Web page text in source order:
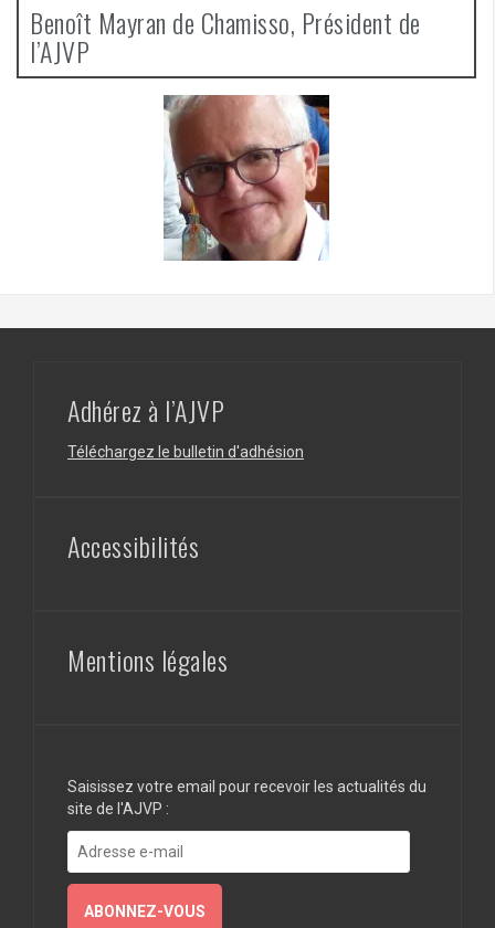
Benoît Mayran de Chamisso, Président de
l’AJVP
Adhérez à l’AJVP
Téléchargez le bulletin d'adhésion
Accessibilités
Mentions légales
Saisissez votre email pour recevoir les actualités du
site de l'AJVP :
e-
mail
ABONNEZ-VOUS